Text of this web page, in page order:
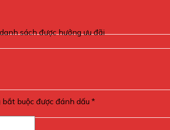
sách được hưởng ưu đãi
bắt buộc được đánh dấu *